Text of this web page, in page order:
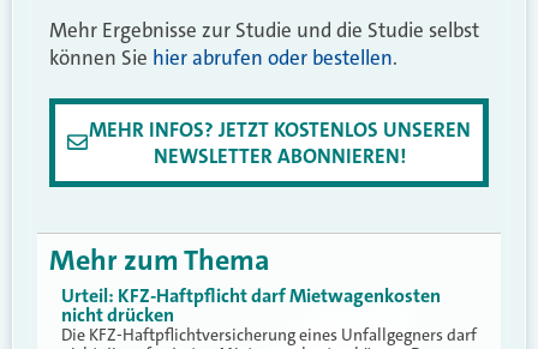
Mehr Ergebnisse zur Studie und die Studie selbst
können Sie hier abrufen oder bestellen.
MEHR INFOS? JETZT KOSTENLOS UNSEREN
NEWSLETTER ABONNIEREN!
Mehr zum Thema
Urteil: KFZ-Haftpflicht darf Mietwagenkosten
nicht drücken
Die KFZ-Haftpflichtversicherung eines Unfallgegners darf